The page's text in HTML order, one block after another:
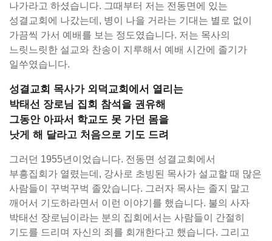
나가라고 하셨습니다. 그때부터 저는 전동면에 있는
성결교회에 나갔는데, 병이 나을 거라는 기대는 별로 없이
가끔씩 가서 예배를 보는 정도였습니다. 저는 목사의
느릿느릿한 설교와 찬송이 지루해서 예배 시간에 졸기가
일쑤였습니다.
성결교회 목사가 외덕교회에서 열리는
박태선 장로님 집회 참석을 권유해
그동안 아파서 학교도 못 가던 몸을
낫게 해 달라고 처음으로 기도 드려
그러던 1955년이었습니다. 전동면 성결교회에서
부흥집회가 열렸는데, 강사로 초빙된 목사가 설교할 때 많은
사람들이 꾸벅꾸벅 졸았습니다. 그러자 목사는 졸지 말고
깨어서 기도하라면서 이런 이야기를 했습니다. 불의 사자
박태선 장로님이라는 분의 집회에서는 사람들이 간절히
기도를 드리며 자신의 죄를 회개한다고 했습니다. 그리고